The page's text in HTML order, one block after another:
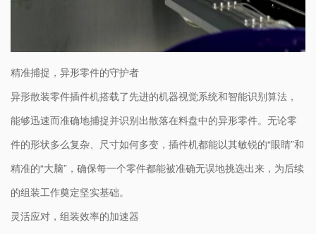
精准捕捉，异形零件的守护者
异形散装零件插件机搭载了先进的机器视觉系统和智能识别算法，
能够迅速而准确地捕捉并识别出散落在料盘中的异形零件。无论零
件的形状多么复杂、尺寸如何多变，插件机都能以其敏锐的“眼睛”和
精准的“大脑”，确保每一个零件都能被准确无误地挑选出来，为后续
的组装工作奠定坚实基础。
灵活应对，组装效率的加速器